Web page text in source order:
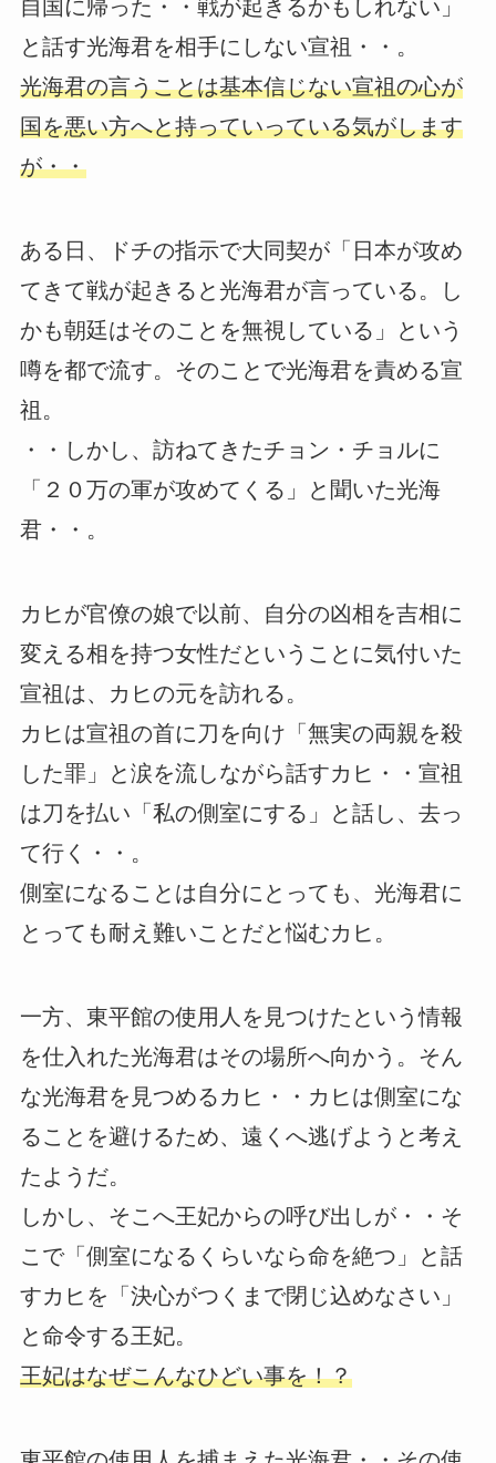
自国に帰った・・戦が起きるかもしれない」
と話す光海君を相手にしない宣祖・・。
光海君の言うことは基本信じない宣祖の心が
国を悪い方へと持っていっている気がします
が・・
ある日、ドチの指示で大同契が「日本が攻め
てきて戦が起きると光海君が言っている。し
かも朝廷はそのことを無視している」という
噂を都で流す。そのことで光海君を責める宣
祖。
・・しかし、訪ねてきたチョン・チョルに
「２０万の軍が攻めてくる」と聞いた光海
君・・。
カヒが官僚の娘で以前、自分の凶相を吉相に
変える相を持つ女性だということに気付いた
宣祖は、カヒの元を訪れる。
カヒは宣祖の首に刀を向け「無実の両親を殺
した罪」と涙を流しながら話すカヒ・・宣祖
は刀を払い「私の側室にする」と話し、去っ
て行く・・。
側室になることは自分にとっても、光海君に
とっても耐え難いことだと悩むカヒ。
一方、東平館の使用人を見つけたという情報
を仕入れた光海君はその場所へ向かう。そん
な光海君を見つめるカヒ・・カヒは側室にな
ることを避けるため、遠くへ逃げようと考え
たようだ。
しかし、そこへ王妃からの呼び出しが・・そ
こで「側室になるくらいなら命を絶つ」と話
すカヒを「決心がつくまで閉じ込めなさい」
と命令する王妃。
王妃はなぜこんなひどい事を！？